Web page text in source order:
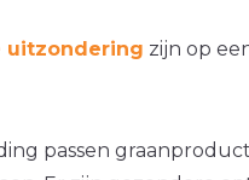
uitzondering zijn op
passen